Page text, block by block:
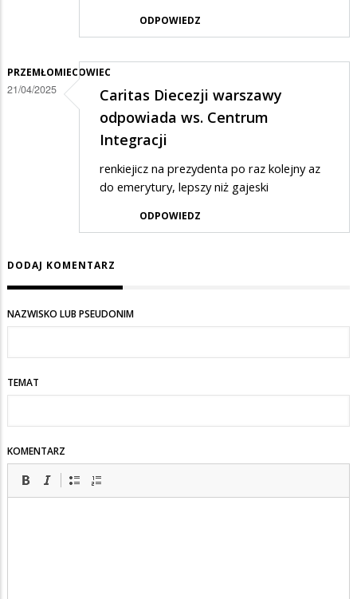
ODPOWIEDZ
PRZEMŁOMIECOWIEC
21/04/2025
Caritas Diecezji warszawy
odpowiada ws. Centrum
Integracji
renkiejicz na prezydenta po raz kolejny az
do emerytury, lepszy niż gajeski
ODPOWIEDZ
DODAJ KOMENTARZ
NAZWISKO LUB PSEUDONIM
TEMAT
KOMENTARZ